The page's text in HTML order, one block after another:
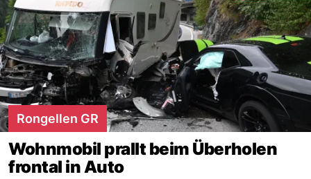
Rongellen GR
Wohnmobil prallt beim Überholen
frontal in Auto